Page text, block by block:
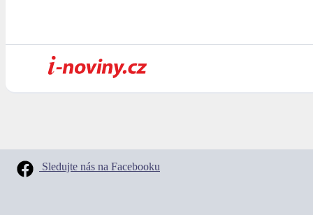
Sledujte nás na Facebooku